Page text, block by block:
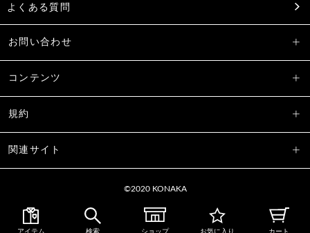
よくある質問
お問い合わせ
コンテンツ
規約
関連サイト
©2020 KONAKA
アイテム 検索 ショップ お気に入り カート